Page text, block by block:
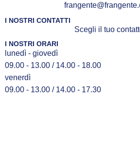
I NOSTRI CONTATTI
Scegli il tuo
I NOSTRI ORARI
lunedì - giovedì
09.00 - 13.00 / 14.00 - 18.00
venerdì
09.00 - 13.00 / 14.00 - 17.30